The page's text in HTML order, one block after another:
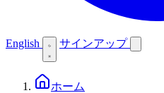
English サインアップ
ホーム